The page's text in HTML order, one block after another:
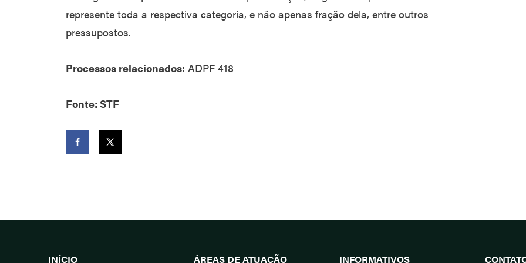
represente toda a respectiva categoria, e não apenas fração dela, entre outros
pressupostos.
Processos relacionados: ADPF 418
Fonte: STF
INÍCIO ÁREAS DE ATUAÇÃO INFORMATIVOS